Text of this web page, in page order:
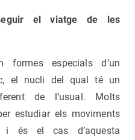
el viatge de les
formes especials d’un
el nucli del qual té un
de l’usual. Molts
estudiar els moviments
i és el cas d’aquesta